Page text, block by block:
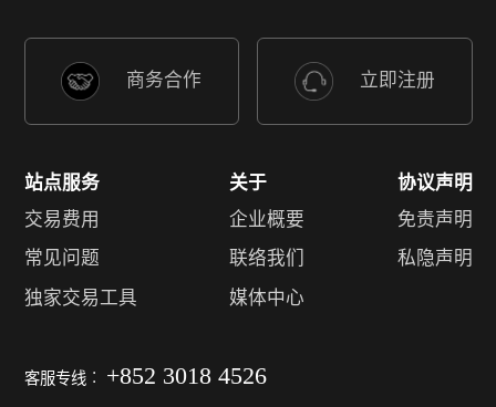
商务合作 立即注册
站点服务
交易费用
常见问题
独家交易工具
关于
企业概要
联络我们
媒体中心
协议声明
免责声明
私隐声明
客服专线︰ +852 3018 4526